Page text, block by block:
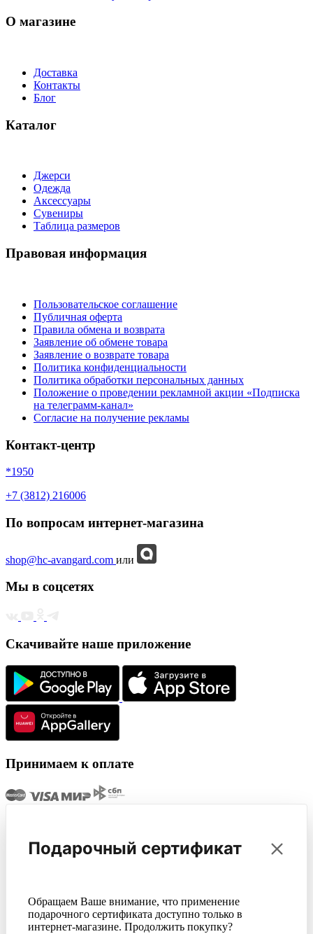
О магазине
Доставка
Контакты
Блог
Каталог
Джерси
Одежда
Аксессуары
Сувениры
Таблица размеров
Правовая информация
Пользовательское соглашение
Публичная оферта
Правила обмена и возврата
Заявление об обмене товара
Заявление о возврате товара
Политика конфиденциальности
Политика обработки персональных данных
Положение о проведении рекламной акции «Подписка
на телеграмм-канал»
Согласие на получение рекламы
Контакт-центр
*1950
+7 (3812) 216006
По вопросам интернет-магазина
shop@hc-avangard.com или
Мы в соцсетях
Скачивайте наше приложение
Принимаем к оплате
Подарочный сертификат
Обращаем Ваше внимание, что применение
подарочного сертификата доступно только в
интернет-магазине. Продолжить покупку?